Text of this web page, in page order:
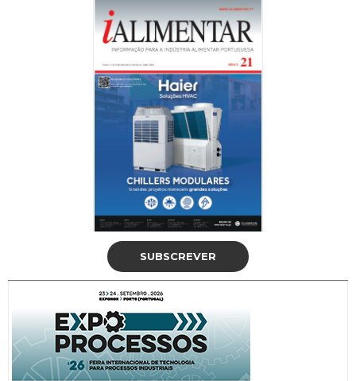
SUBSCREVER